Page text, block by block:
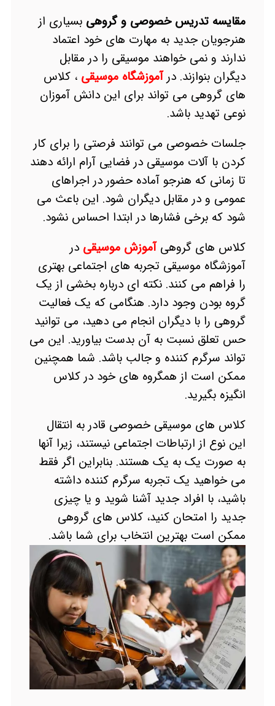
مقایسه تدریس خصوصی و گروهی بسیاری از
هنرجویان جدید به مهارت های خود اعتماد
ندارند و نمی خواهند موسیقی را در مقابل
دیگران بنوازند. درآموزشگاه موسیقی ، کلاس
های گروهی می تواند برای این دانش آموزان
نوعی تهدید باشد.
جلسات خصوصی می توانند فرصتی را برای کار
کردن با آلات موسیقی در فضایی آرام ارائه دهند
تا زمانی که هنرجو آماده حضور در اجراهای
عمومی و در مقابل دیگران شود. این باعث می
شود که برخی فشارها در ابتدا احساس نشود.
کلاس های گروهیآموزش موسیقی در
آموزشگاه موسیقی تجربه های اجتماعی بهتری
را فراهم می کنند. نکته ای درباره بخشی از یک
گروه بودن وجود دارد. هنگامی که یک فعالیت
گروهی را با دیگران انجام می دهید، می توانید
حس تعلق نسبت به آن بدست بیاورید. این می
تواند سرگرم کننده و جالب باشد. شما همچنین
ممکن است از همگروه های خود در کلاس
انگیزه بگیرید.
کلاس های موسیقی خصوصی قادر به انتقال
این نوع از ارتباطات اجتماعی نیستند، زیرا آنها
به صورت یک به یک هستند. بنابراین اگر فقط
می خواهید یک تجربه سرگرم کننده داشته
باشید، با افراد جدید آشنا شوید و یا چیزی
جدید را امتحان کنید، کلاس های گروهی
ممکن است بهترین انتخاب برای شما باشد.